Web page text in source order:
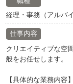
経理・事務（アルバ
仕事内容
クリエイティブな空
般をお任せします。
【具体的な業務内容】